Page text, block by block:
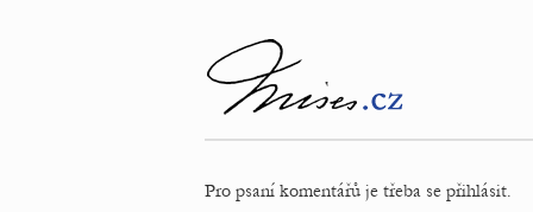
Pro psaní komentářů je třeba se přihlásit.